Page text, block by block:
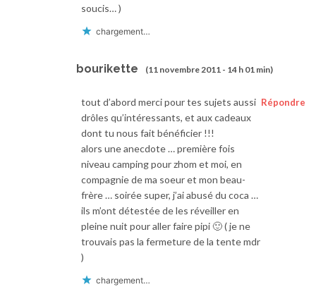
soucis… )
chargement…
bourikette (11 novembre 2011 - 14 h 01 min)
Répondre
tout d’abord merci pour tes sujets aussi
drôles qu’intéressants, et aux cadeaux
dont tu nous fait bénéficier !!!
alors une anecdote … première fois
niveau camping pour zhom et moi, en
compagnie de ma soeur et mon beau-
frère … soirée super, j’ai abusé du coca …
ils m’ont détestée de les réveiller en
pleine nuit pour aller faire pipi 🙂 ( je ne
trouvais pas la fermeture de la tente mdr
)
chargement…